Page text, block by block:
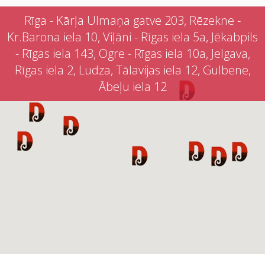
Rīga - Kārļa Ulmaņa gatve 203, Rēzekne -
Kr.Barona iela 10, Viļāni - Rīgas iela 5a, Jēkabpils
- Rīgas iela 143, Ogre - Rīgas iela 10a, Jelgava,
Rīgas iela 2, Ludza, Tālavijas iela 12, Gulbene,
Ābeļu iela 12